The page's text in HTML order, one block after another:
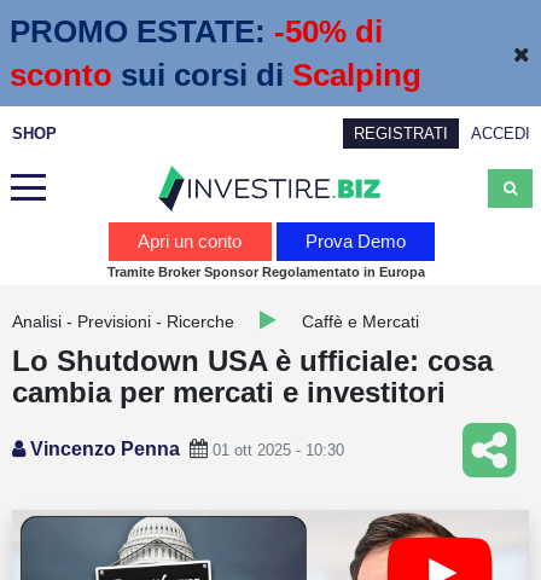
PROMO ESTATE: -50% di
sconto sui corsi di Scalping
SHOP REGISTRATI ACCEDI
Webinar
Education
Apri un conto Prova Demo
Tramite Broker Sponsor Regolamentato in Europa
Analisi - Previsioni - Ricerche Caffè e Mercati
Lo Shutdown USA è ufficiale: cosa
cambia per mercati e investitori
Vincenzo Penna 01 ott 2025 - 10:30